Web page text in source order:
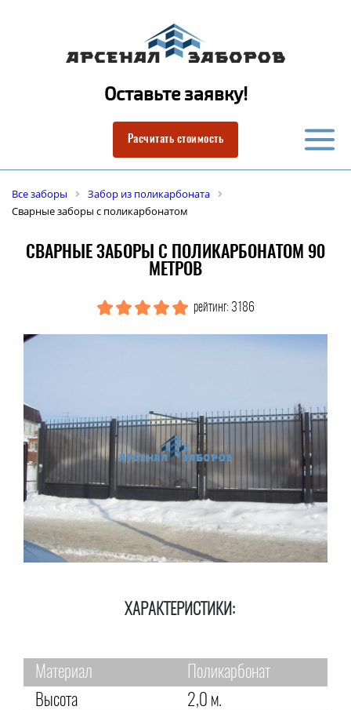
Оставьте заявку!
Расчитать стоимость
Все заборы
Забор из поликарбоната
Сварные заборы с поликарбонатом
СВАРНЫЕ ЗАБОРЫ С ПОЛИКАРБОНАТОМ 90
МЕТРОВ
рейтинг: 3186
ХАРАКТЕРИСТИКИ:
Материал
Поликарбонат
Высота
2,0 м.